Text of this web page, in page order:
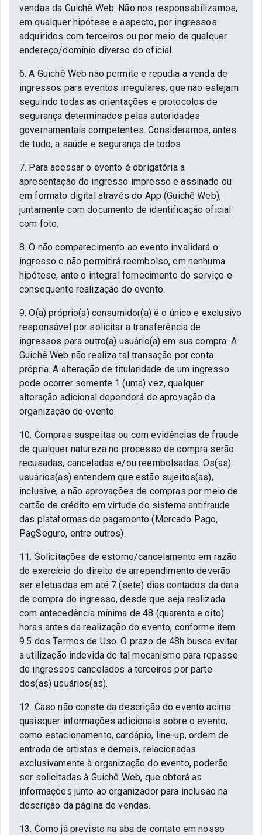
vendas da Guichê Web. Não nos responsabilizamos,
em qualquer hipótese e aspecto, por ingressos
adquiridos com terceiros ou por meio de qualquer
endereço/domínio diverso do oficial.
6. A Guichê Web não permite e repudia a venda de
ingressos para eventos irregulares, que não estejam
seguindo todas as orientações e protocolos de
segurança determinados pelas autoridades
governamentais competentes. Consideramos, antes
de tudo, a saúde e segurança de todos.
7. Para acessar o evento é obrigatória a
apresentação do ingresso impresso e assinado ou
em formato digital através do App (Guichê Web),
juntamente com documento de identificação oficial
com foto.
8. O não comparecimento ao evento invalidará o
ingresso e não permitirá reembolso, em nenhuma
hipótese, ante o integral fornecimento do serviço e
consequente realização do evento.
9. O(a) próprio(a) consumidor(a) é o único e exclusivo
responsável por solicitar a transferência de
ingressos para outro(a) usuário(a) em sua compra. A
Guichê Web não realiza tal transação por conta
própria. A alteração de titularidade de um ingresso
pode ocorrer somente 1 (uma) vez, qualquer
alteração adicional dependerá de aprovação da
organização do evento.
10. Compras suspeitas ou com evidências de fraude
de qualquer natureza no processo de compra serão
recusadas, canceladas e/ou reembolsadas. Os(as)
usuários(as) entendem que estão sujeitos(as),
inclusive, a não aprovações de compras por meio de
cartão de crédito em virtude do sistema antifraude
das plataformas de pagamento (Mercado Pago,
PagSeguro, entre outros).
11. Solicitações de estorno/cancelamento em razão
do exercício do direito de arrependimento deverão
ser efetuadas em até 7 (sete) dias contados da data
de compra do ingresso, desde que seja realizada
com antecedência mínima de 48 (quarenta e oito)
horas antes da realização do evento, conforme item
9.5 dos Termos de Uso. O prazo de 48h busca evitar
a utilização indevida de tal mecanismo para repasse
de ingressos cancelados a terceiros por parte
dos(as) usuários(as).
12. Caso não conste da descrição do evento acima
quaisquer informações adicionais sobre o evento,
como estacionamento, cardápio, line-up, ordem de
entrada de artistas e demais, relacionadas
exclusivamente à organização do evento, poderão
ser solicitadas à Guichê Web, que obterá as
informações junto ao organizador para inclusão na
descrição da página de vendas.
13. Como já previsto na aba de contato em nosso